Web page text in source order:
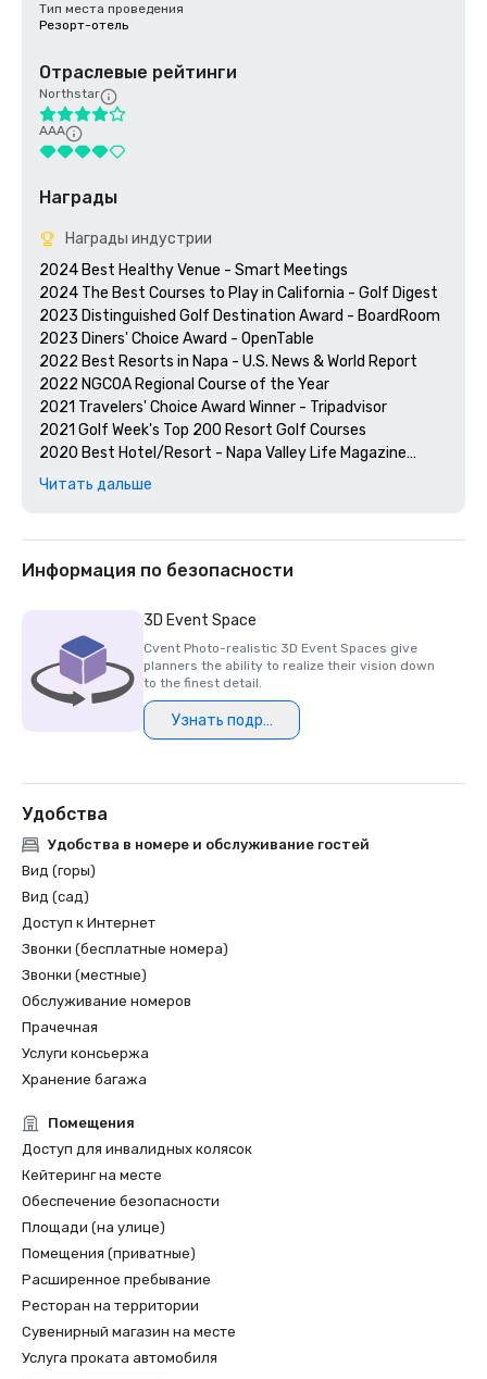
Тип места проведения
Резорт-отель
Отраслевые рейтинги
Northstar
AAA
Награды
Награды индустрии
2024 Best Healthy Venue - Smart Meetings
2024 The Best Courses to Play in California - Golf Digest
2023 Distinguished Golf Destination Award - BoardRoom
2023 Diners' Choice Award - OpenTable
2022 Best Resorts in Napa - U.S. News & World Report
2022 NGCOA Regional Course of the Year
2021 Travelers' Choice Award Winner - Tripadvisor
2021 Golf Week's Top 200 Resort Golf Courses
2020 Best Hotel/Resort - Napa Valley Life Magazine
2020 Travelers' Choice Award - Tripadvisor
2018 & 2019 TripAdvisor Certificate of Excellence
2018 & 2019 Readers' Choice Award - Condé Nast Traveler
2017 Best of Resorts - Meetings Today
2016 Top Northern California Resort - Condé Nast
Читать дальше
Информация по безопасности
3D Event Space
Cvent Photo-realistic 3D Event Spaces give
planners the ability to realize their vision down
to the finest detail.
Узнать подробнее
Удобства
Удобства в номере и обслуживание гостей
Вид (горы)
Вид (сад)
Доступ к Интернет
Звонки (бесплатные номера)
Звонки (местные)
Обслуживание номеров
Прачечная
Услуги консьержа
Хранение багажа
Помещения
Доступ для инвалидных колясок
Кейтеринг на месте
Обеспечение безопасности
Площади (на улице)
Помещения (приватные)
Расширенное пребывание
Ресторан на территории
Сувенирный магазин на месте
Услуга проката автомобиля